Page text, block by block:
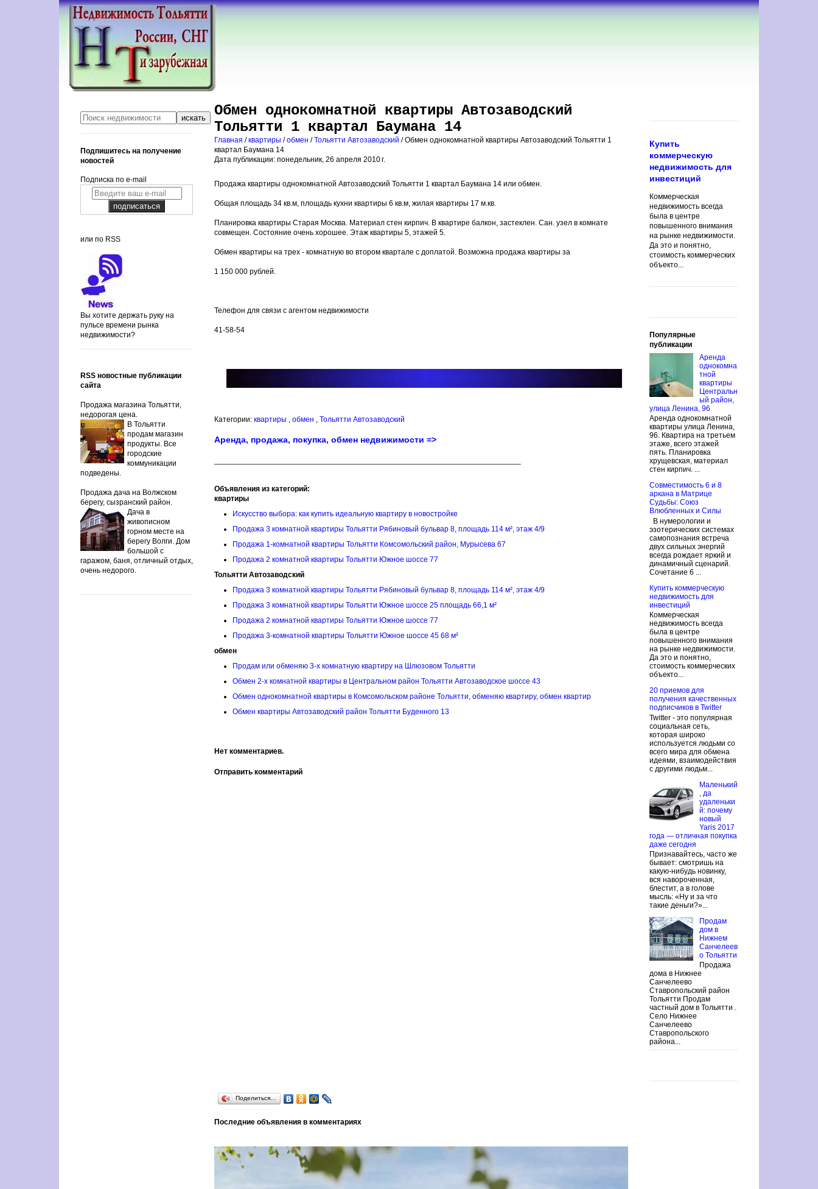
Обмен однокомнатной квартиры Автозаводский
Тольятти 1 квартал Баумана 14
Главная /квартиры /обмен /Тольятти Автозаводский / Обмен однокомнатной квартиры Автозаводский Тольятти 1
квартал Баумана 14
Дата публикации: понедельник, 26 апреля 2010 г.
Продажа квартиры однокомнатной Автозаводский Тольятти 1 квартал Баумана 14 или обмен.
Общая площадь 34 кв.м, площадь кухни квартиры 6 кв.м, жилая квартиры 17 м.кв.
Планировка квартиры Старая Москва. Материал стен кирпич. В квартире балкон, застеклен. Сан. узел в комнате
совмещен. Состояние очень хорошее. Этаж квартиры 5, этажей 5.
Обмен квартиры на трех - комнатную во втором квартале с доплатой. Возможна продажа квартиры за
1 150 000 рублей.
Телефон для связи с агентом недвижимости
41-58-54
Категории: квартиры , обмен , Тольятти Автозаводский
Аренда, продажа, покупка, обмен недвижимости =>
Объявления из категорий:
квартиры
Искусство выбора: как купить идеальную квартиру в новостройке
Продажа 3 комнатной квартиры Тольятти Рябиновый бульвар 8, площадь 114 м², этаж 4/9
Продажа 1-комнатной квартиры Тольятти Комсомольский район, Мурысева 67
Продажа 2 комнатной квартиры Тольятти Южное шоссе 77
Тольятти Автозаводский
Продажа 3 комнатной квартиры Тольятти Рябиновый бульвар 8, площадь 114 м², этаж 4/9
Продажа 3 комнатной квартиры Тольятти Южное шоссе 25 площадь 66,1 м²
Продажа 2 комнатной квартиры Тольятти Южное шоссе 77
Продажа 3-комнатной квартиры Тольятти Южное шоссе 45 68 м²
обмен
Продам или обменяю 3-х комнатную квартиру на Шлюзовом Тольятти
Обмен 2-х комнатной квартиры в Центральном район Тольятти Автозаводское шоссе 43
Обмен однокомнатной квартиры в Комсомольском районе Тольятти, обменяю квартиру, обмен квартир
Обмен квартиры Автозаводский район Тольятти Буденного 13
Нет комментариев.
Отправить комментарий
Поделиться…
Последние объявления в комментариях
Подпишитесь на получение
новостей
Подписка по e-mail
или по RSS
Вы хотите держать руку на
пульсе времени рынка
недвижимости?
RSS новостные публикации
сайта
Продажа магазина Тольятти,
недорогая цена.
В Тольятти
продам магазин
продукты. Все
городские
коммуникации
подведены.
Продажа дача на Волжском
берегу, сызранский район.
Дача в
живописном
горном месте на
берегу Волги. Дом
большой с
гаражом, баня, отличный отдых,
очень недорого.
Купить
коммерческую
недвижимость для
инвестиций
Коммерческая
недвижимость всегда
была в центре
повышенного внимания
на рынке недвижимости.
Да это и понятно,
стоимость коммерческих
объекто...
Популярные
публикации
Аренда
однокомна
тной
квартиры
Центральн
ый район,
улица Ленина, 96
Аренда однокомнатной
квартиры улица Ленина,
96. Квартира на третьем
этаже, всего этажей
пять. Планировка
хрущевская, материал
стен кирпич. ...
Совместимость 6 и 8
аркана в Матрице
Судьбы: Союз
Влюбленных и Силы
В нумерологии и
эзотерических системах
самопознания встреча
двух сильных энергий
всегда рождает яркий и
динамичный сценарий.
Сочетание 6 ...
Купить коммерческую
недвижимость для
инвестиций
Коммерческая
недвижимость всегда
была в центре
повышенного внимания
на рынке недвижимости.
Да это и понятно,
стоимость коммерческих
объекто...
20 приемов для
получения качественных
подписчиков в Twitter
Twitter - это популярная
социальная сеть,
которая широко
используется людьми со
всего мира для обмена
идеями, взаимодействия
с другими людьм...
Маленький
, да
удаленьки
й: почему
новый
Yaris 2017
года — отличная покупка
даже сегодня
Признавайтесь, часто же
бывает: смотришь на
какую-нибудь новинку,
вся навороченная,
блестит, а в голове
мысль: «Ну и за что
такие деньги?»...
Продам
дом в
Нижнем
Санчелеев
о Тольятти
Продажа
дома в Нижнее
Санчелеево
Ставропольский район
Тольятти Продам
частный дом в Тольятти .
Село Нижнее
Санчелеево
Ставропольского
района...